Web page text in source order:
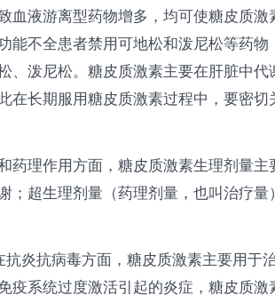
血液游离型药物增多，均可使糖皮质
能不全患者禁用可地松和泼尼松等药
、泼尼松。糖皮质激素主要在肝脏中
在长期服用糖皮质激素过程中，要密
药理作用方面，糖皮质激素生理剂量
；超生理剂量（药理剂量，也叫治疗
抗炎抗病毒方面，糖皮质激素主要用
疫系统过度激活引起的炎症，糖皮质